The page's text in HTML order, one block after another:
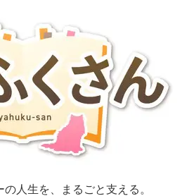
人生を、まるごと支える。